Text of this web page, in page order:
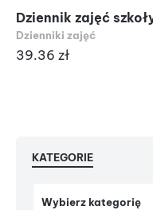
Dziennik zajęć
Dzienniki zajęć
39.36 zł
KATEGORIE